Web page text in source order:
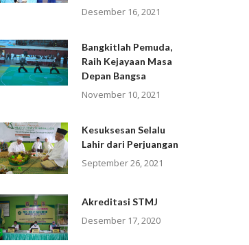
Desember 16, 2021
Bangkitlah Pemuda,
Raih Kejayaan Masa
Depan Bangsa
November 10, 2021
Kesuksesan Selalu
Lahir dari Perjuangan
September 26, 2021
Akreditasi STMJ
Desember 17, 2020